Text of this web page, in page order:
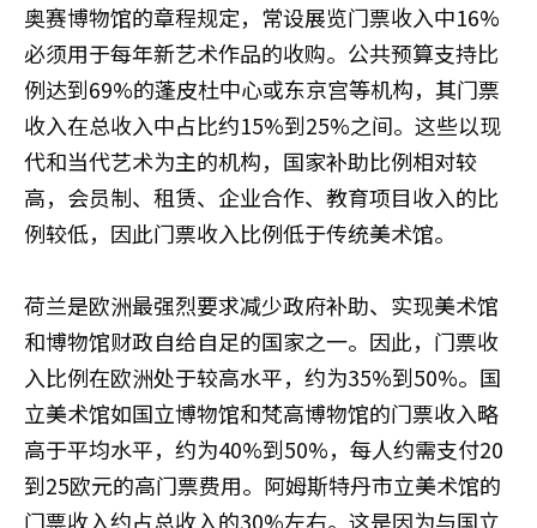
奥赛博物馆的章程规定，常设展览门票收入中16%
必须用于每年新艺术作品的收购。公共预算支持比
例达到69%的蓬皮杜中心或东京宫等机构，其门票
收入在总收入中占比约15%到25%之间。这些以现
代和当代艺术为主的机构，国家补助比例相对较
高，会员制、租赁、企业合作、教育项目收入的比
例较低，因此门票收入比例低于传统美术馆。
荷兰是欧洲最强烈要求减少政府补助、实现美术馆
和博物馆财政自给自足的国家之一。因此，门票收
入比例在欧洲处于较高水平，约为35%到50%。国
立美术馆如国立博物馆和梵高博物馆的门票收入略
高于平均水平，约为40%到50%，每人约需支付20
到25欧元的高门票费用。阿姆斯特丹市立美术馆的
门票收入约占总收入的30%左右。这是因为与国立